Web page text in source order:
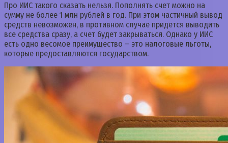
Про ИИС такого сказать нельзя. Пополнять счет можно на
сумму не более 1 млн рублей в год. При этом частичный вывод
средств невозможен, в противном случае придется выводить
все средства сразу, а счет будет закрываться. Однако у ИИС
есть одно весомое преимущество – это налоговые льготы,
которые предоставляются государством.